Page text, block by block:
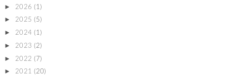
► 2026 (1)
► 2025 (5)
► 2024 (1)
► 2023 (2)
► 2022 (7)
► 2021 (20)